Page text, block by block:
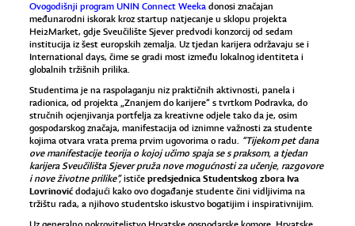
Ovogodišnji program UNIN Connect Weeka donosi značajan
međunarodni iskorak kroz startup natjecanje u sklopu projekta
Hei2Market, gdje Sveučilište Sjever predvodi konzorcij od sedam
institucija iz šest europskih zemalja. Uz tjedan karijera održavaju se i
International days, čime se gradi most između lokalnog identiteta i
globalnih tržišnih prilika.
Studentima je na raspolaganju niz praktičnih aktivnosti, panela i
radionica, od projekta „Znanjem do karijere“ s tvrtkom Podravka, do
stručnih ocjenjivanja portfelja za kreativne odjele tako da je, osim
gospodarskog značaja, manifestacija od iznimne važnosti za studente
kojima otvara vrata prema prvim ugovorima o radu. “Tijekom pet dana
ove manifestacije teorija o kojoj učimo spaja se s praksom, a tjedan
karijera Sveučilišta Sjever pruža nove mogućnosti za učenje, razgovore
i nove životne prilike”,ističe predsjednica Studentskog zbora Iva
Lovrinović dodajući kako ovo događanje studente čini vidljivima na
tržištu rada, a njihovo studentsko iskustvo bogatijim i inspirativnijim.